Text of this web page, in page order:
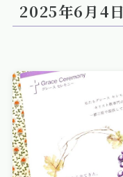
2025年6月4日